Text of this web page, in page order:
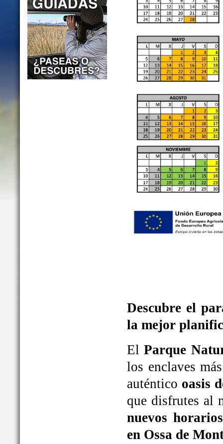
Descubre el
la mejor
ElParque
los enclaves
auténtico oasis
que disfrutes al
nuevos
en Ossa de